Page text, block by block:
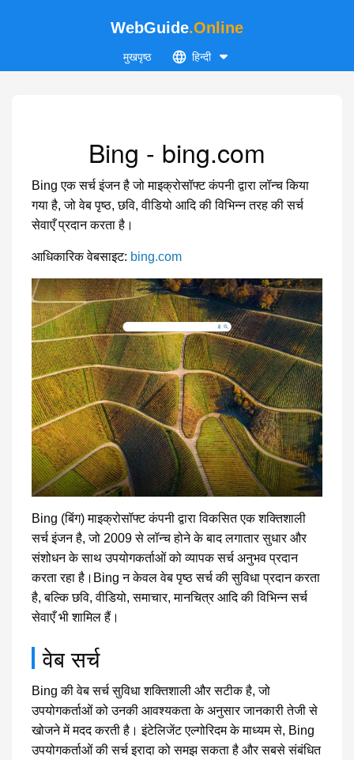
WebGuide.Online
मुखपृष्ठ हिन्दी
Bing - bing.com
Bing एक सर्च इंजन है जो माइक्रोसॉफ्ट कंपनी द्वारा लॉन्च किया
गया है, जो वेब पृष्ठ, छवि, वीडियो आदि की विभिन्न तरह की सर्च
सेवाएँ प्रदान करता है।
आधिकारिक वेबसाइट: bing.com
Bing (बिंग) माइक्रोसॉफ्ट कंपनी द्वारा विकसित एक शक्तिशाली
सर्च इंजन है, जो 2009 से लॉन्च होने के बाद लगातार सुधार और
संशोधन के साथ उपयोगकर्ताओं को व्यापक सर्च अनुभव प्रदान
करता रहा है।Bing न केवल वेब पृष्ठ सर्च की सुविधा प्रदान करता
है, बल्कि छवि, वीडियो, समाचार, मानचित्र आदि की विभिन्न सर्च
सेवाएँ भी शामिल हैं।
वेब सर्च
Bing की वेब सर्च सुविधा शक्तिशाली और सटीक है, जो
उपयोगकर्ताओं को उनकी आवश्यकता के अनुसार जानकारी तेजी से
खोजने में मदद करती है। इंटेलिजेंट एल्गोरिदम के माध्यम से, Bing
उपयोगकर्ताओं की सर्च इरादा को समझ सकता है और सबसे संबंधित